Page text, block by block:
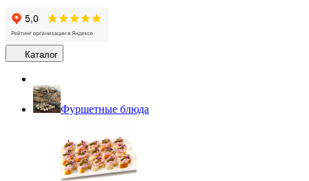
Каталог
Фуршетные блюда